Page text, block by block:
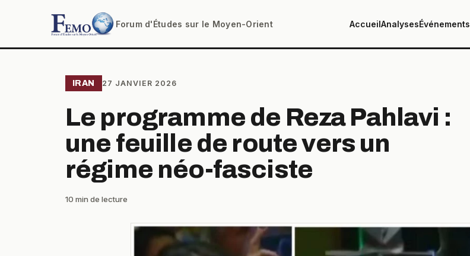
Forum d'Études sur le Moyen-Orient AccueilAnalysesÉvénements
IRAN 27 JANVIER 2026
Le programme de Reza Pahlavi :
une feuille de route vers un
régime néo-fasciste
10 min de lecture